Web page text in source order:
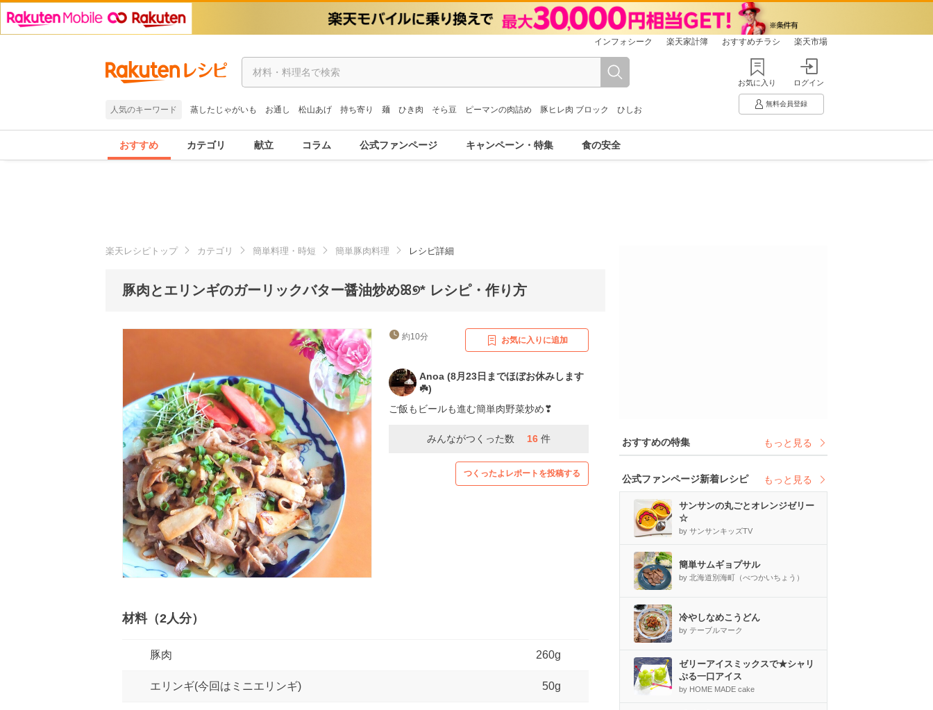
インフォシーク 楽天家計簿 おすすめチラシ 楽天市場
人気のキーワード 蒸したじゃがいも お通し 松山あげ 持ち寄り 麺 ひき肉 そら豆 ピーマンの肉詰め 豚ヒレ肉 ブロック ひしお
お気に入り ログイン
無料会員登録
おすすめ カテゴリ 献立 コラム 公式ファンページ キャンペーン・特集 食の安全
楽天レシピトップ カテゴリ 簡単料理・時短 簡単豚肉料理 レシピ詳細
豚肉とエリンギのガーリックバター醤油炒めꕤ୭* レシピ・作り方
約10分 お気に入りに追加
Anoa (8月23日までほぼお休みします
☘️)
ご飯もビールも進む簡単肉野菜炒め❣
みんながつくった数 16 件
つくったよレポートを投稿する
材料（2人分）
豚肉 260g
エリンギ(今回はミニエリンギ) 50g
おすすめの特集 もっと見る
公式ファンページ新着レシピ もっと見る
サンサンの丸ごとオレンジゼリー
☆
by サンサンキッズTV
簡単サムギョプサル
by 北海道別海町（べつかいちょう）
冷やしなめこうどん
by テーブルマーク
ゼリーアイスミックスで★シャリ
ぷる一口アイス
by HOME MADE cake